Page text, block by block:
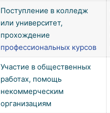
Поступление в колледж
или университет,
прохождение
профессиональных курсов
Участие в общественных
работах, помощь
некоммерческим
организациям